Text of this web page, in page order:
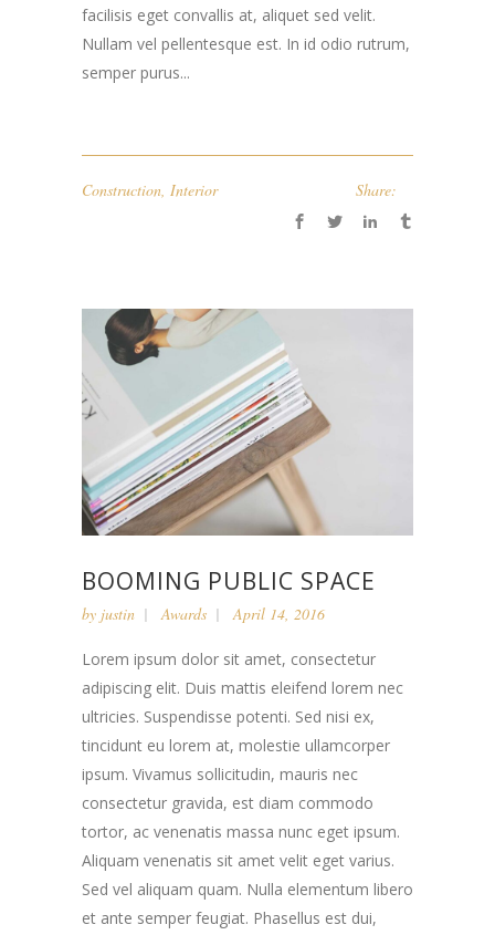
facilisis eget convallis at, aliquet sed velit.
Nullam vel pellentesque est. In id odio rutrum,
semper purus...
Construction, Interior Share:
BOOMING PUBLIC SPACE
by justin Awards April 14, 2016
Lorem ipsum dolor sit amet, consectetur
adipiscing elit. Duis mattis eleifend lorem nec
ultricies. Suspendisse potenti. Sed nisi ex,
tincidunt eu lorem at, molestie ullamcorper
ipsum. Vivamus sollicitudin, mauris nec
consectetur gravida, est diam commodo
tortor, ac venenatis massa nunc eget ipsum.
Aliquam venenatis sit amet velit eget varius.
Sed vel aliquam quam. Nulla elementum libero
et ante semper feugiat. Phasellus est dui,